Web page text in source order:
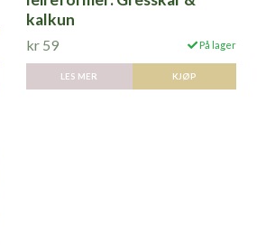
kalkun
kr 59 På lager
LES MER